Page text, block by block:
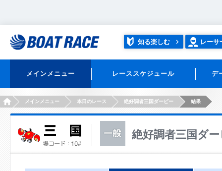
知る楽しむ レーサ
メインメニュー レーススケジュール デ
HOMEメインメニュー 本日のレース 絶好調者三国ダービー 結果
絶好調者三国ダ